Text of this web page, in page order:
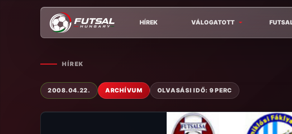
HÍREK VÁLOGATOTT
HÍREK
2008.04.22. ARCHÍVUM OLVASÁSI IDŐ: 9 PERC